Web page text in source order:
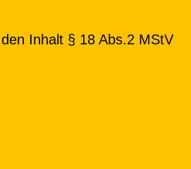
Inhalt § 18 Abs.2 MStV